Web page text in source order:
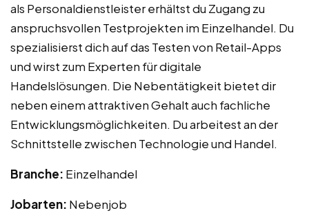
als Personaldienstleister erhältst du Zugang zu
anspruchsvollen Testprojekten im Einzelhandel. Du
spezialisierst dich auf das Testen von Retail-Apps
und wirst zum Experten für digitale
Handelslösungen. Die Nebentätigkeit bietet dir
neben einem attraktiven Gehalt auch fachliche
Entwicklungsmöglichkeiten. Du arbeitest an der
Schnittstelle zwischen Technologie und Handel.
Branche: Einzelhandel
Jobarten: Nebenjob